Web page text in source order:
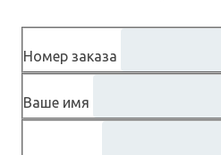
Номер заказа
Ваше имя